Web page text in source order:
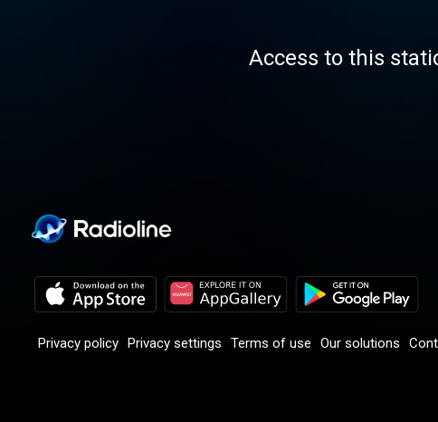
Access to this
Privacy policy Privacy settings Terms of use Our solutions